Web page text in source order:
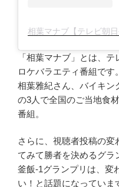
「相葉マナブ」とは、
ロケバラエティ番組です。
相葉雅紀さん、バイキン
の3人で全国のご当地食
番組。
さらに、視聴者投稿の変
てみて勝者を決めるグラ
釜飯-1グランプリは、変
い！と話題になっていま